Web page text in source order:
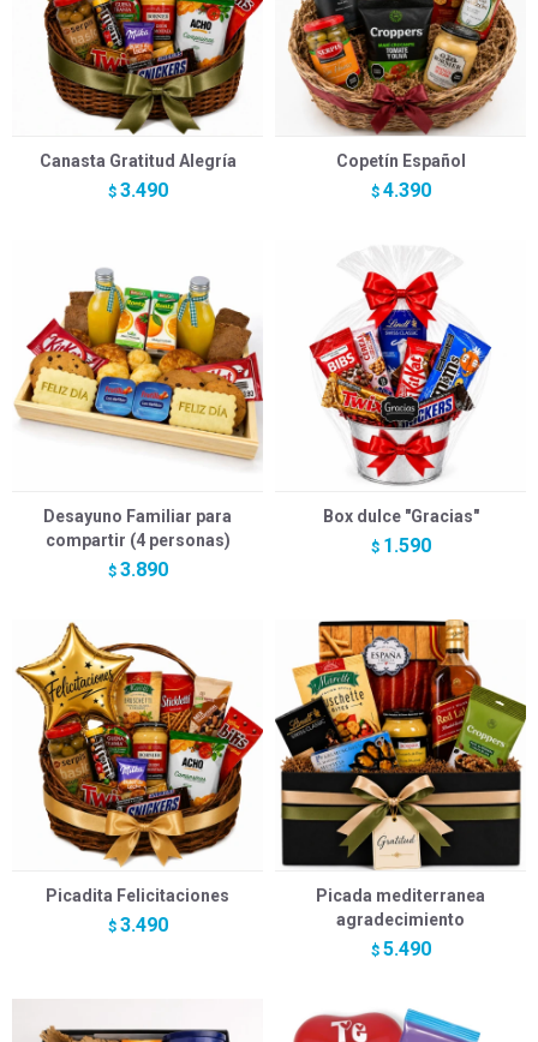
Canasta Gratitud Alegría
$ 3.490
Copetín Español
$ 4.390
Desayuno Familiar para
compartir (4 personas)
$ 3.890
Box dulce "Gracias"
$ 1.590
Picadita Felicitaciones
$ 3.490
Picada mediterranea
agradecimiento
$ 5.490